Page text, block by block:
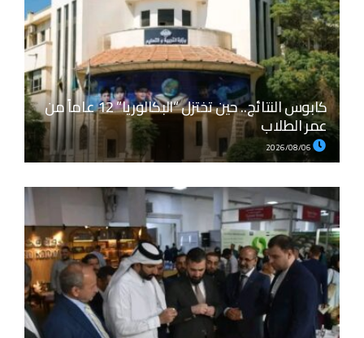
كابوس النتائج.. حين تختزل “البكالوريا” 12 عاماً من
عمر الطلاب